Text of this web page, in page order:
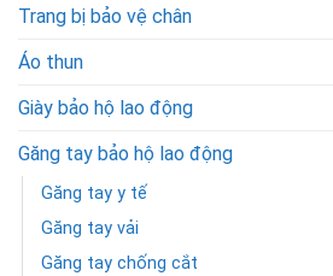
Trang bị bảo vệ chân
Áo thun
Giày bảo hộ lao động
Găng tay bảo hộ lao động
Găng tay y tế
Găng tay vải
Găng tay chống cắt